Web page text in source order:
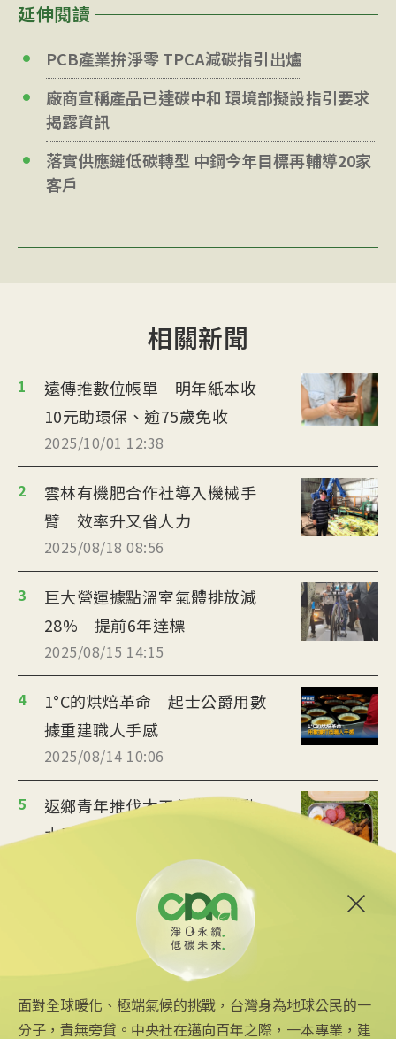
延伸閱讀
PCB產業拚淨零 TPCA減碳指引出爐
廠商宣稱產品已達碳中和 環境部擬設指引要求
揭露資訊
落實供應鏈低碳轉型 中鋼今年目標再輔導20家
客戶
相關新聞
1
遠傳推數位帳單 明年紙本收
10元助環保、逾75歲免收
2025/10/01 12:38
2
雲林有機肥合作社導入機械手
臂 效率升又省人力
2025/08/18 08:56
3
巨大營運據點溫室氣體排放減
28% 提前6年達標
2025/08/15 14:15
4
1°C的烘焙革命 起士公爵用數
據重建職人手感
2025/08/14 10:06
5
返鄉青年推伐木工便當 帶動
水里觀光與減碳經濟
台中智慧停車無紙化9/8上線
2025/08/11 18:54
面對全球暖化、極端氣候的挑戰，台灣身為地球公民的一
分子，責無旁貸。中央社在邁向百年之際，一本專業，建